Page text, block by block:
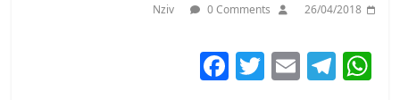
26/04/2018
Nziv 0 Comments
W
T
E
T